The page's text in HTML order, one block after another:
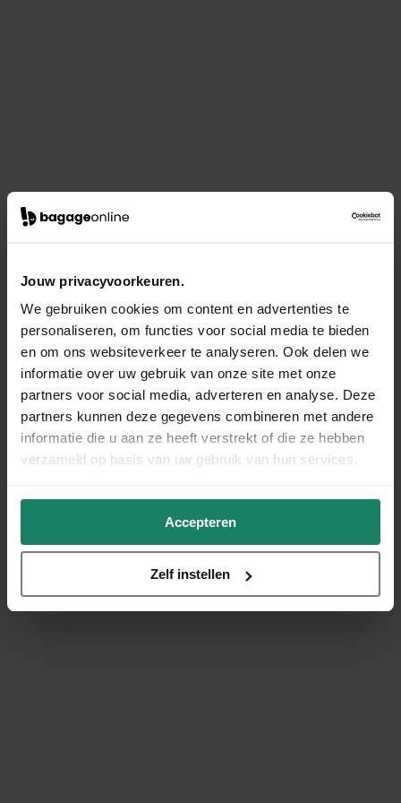
Jouw privacyvoorkeuren.
We gebruiken cookies om content en advertenties te
personaliseren, om functies voor social media te bieden
en om ons websiteverkeer te analyseren. Ook delen we
informatie over uw gebruik van onze site met onze
partners voor social media, adverteren en analyse. Deze
partners kunnen deze gegevens combineren met andere
informatie die u aan ze heeft verstrekt of die ze hebben
verzameld op basis van uw gebruik van hun services.
Accepteren
Zelf instellen